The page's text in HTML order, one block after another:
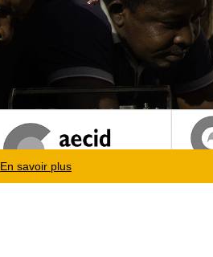
En savoir plus